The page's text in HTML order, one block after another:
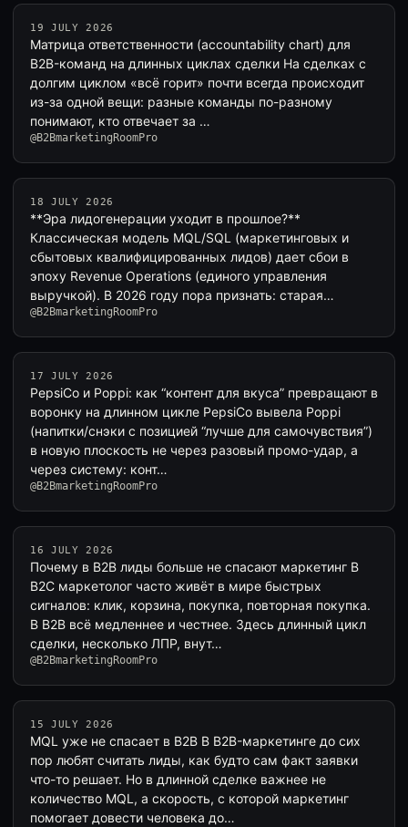
19 JULY 2026
Матрица ответственности (accountability chart) для
B2B-команд на длинных циклах сделки На сделках с
долгим циклом «всё горит» почти всегда происходит
из-за одной вещи: разные команды по-разному
понимают, кто отвечает за …
@B2BmarketingRoomPro
18 JULY 2026
**Эра лидогенерации уходит в прошлое?**
Классическая модель MQL/SQL (маркетинговых и
сбытовых квалифицированных лидов) дает сбои в
эпоху Revenue Operations (единого управления
выручкой). В 2026 году пора признать: старая…
@B2BmarketingRoomPro
17 JULY 2026
PepsiCo и Poppi: как “контент для вкуса” превращают в
воронку на длинном цикле PepsiCo вывела Poppi
(напитки/снэки с позицией “лучше для самочувствия”)
в новую плоскость не через разовый промо-удар, а
через систему: конт…
@B2BmarketingRoomPro
16 JULY 2026
Почему в B2B лиды больше не спасают маркетинг В
B2C маркетолог часто живёт в мире быстрых
сигналов: клик, корзина, покупка, повторная покупка.
В B2B всё медленнее и честнее. Здесь длинный цикл
сделки, несколько ЛПР, внут…
@B2BmarketingRoomPro
15 JULY 2026
MQL уже не спасает в B2B В B2B-маркетинге до сих
пор любят считать лиды, как будто сам факт заявки
что-то решает. Но в длинной сделке важнее не
количество MQL, а скорость, с которой маркетинг
помогает довести человека до…